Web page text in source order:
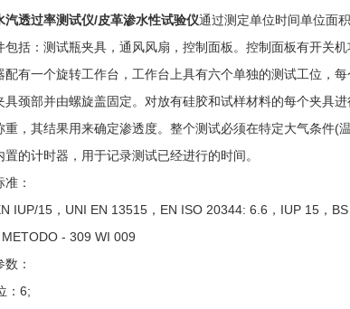
汽透过率测试仪/皮革渗水性试验仪通过测定单位时间单位面
包括：测试瓶夹具，通风风扇，控制面板。控制面板有开关机
配有一个旋转工作台，工作台上具有六个单独的测试工位，
具颈部并由螺旋盖固定。对放有硅胶和试样材料的每个夹具
重，其结果用来确定渗透度。整个测试必须在特定大气条件(
置的计时器，用于记录测试已经进行的时间。
：
IUP/15，UNI EN 13515，EN ISO 20344: 6.6，IUP 15，
- 309 WI 009
：
：6;